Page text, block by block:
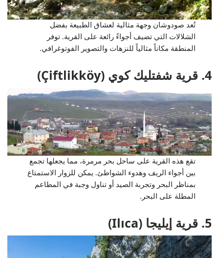
تُعد صودوشان وجهة مثالية لعشاق الطبيعة بفضل
الشلالات التي تضيف أجواءً رائعة على القرية. توفر
المنطقة مكاناً مثالياً للنزهات والتصوير الفوتوغرافي.
4. قرية شفتليك كوي (Çiftlikköy)
تقع هذه القرية على ساحل بحر مرمرة، مما يجعلها تجمع
بين أجواء الريف وهدوء الشواطئ. يمكن للزوار الاستمتاع
بمناظر البحر وتجربة الصيد أو تناول وجبة في المطاعم
المطلة على البحر.
5. قرية إيليجا (Ilıca)